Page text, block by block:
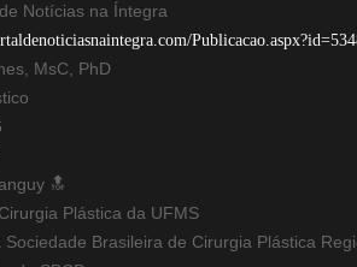
Notícias na Íntegra
MsC, PhD
🔝
Plástica da UFMS
Sociedade Brasileira de Cirurgia Plástica